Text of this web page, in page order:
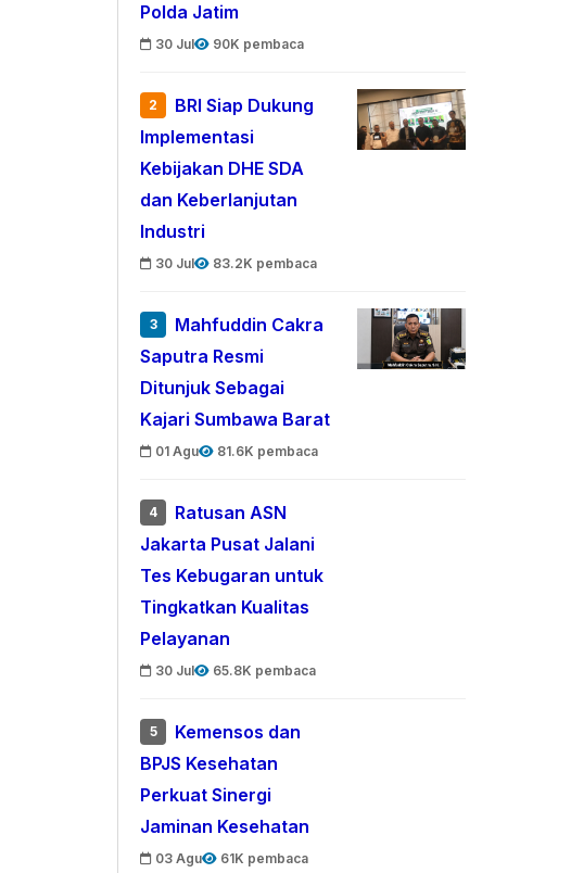
Polda Jatim
30 Jul 90K pembaca
2
BRI Siap Dukung
Implementasi
Kebijakan DHE SDA
dan Keberlanjutan
Industri
30 Jul 83.2K pembaca
3
Mahfuddin Cakra
Saputra Resmi
Ditunjuk Sebagai
Kajari Sumbawa Barat
01 Agu 81.6K pembaca
4
Ratusan ASN
Jakarta Pusat Jalani
Tes Kebugaran untuk
Tingkatkan Kualitas
Pelayanan
30 Jul 65.8K pembaca
5
Kemensos dan
BPJS Kesehatan
Perkuat Sinergi
Jaminan Kesehatan
03 Agu 61K pembaca